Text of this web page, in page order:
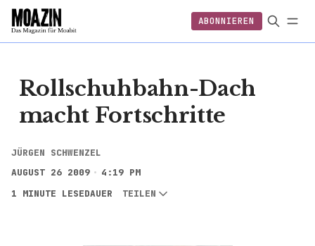
ABONNIEREN
EINLOGGEN
ABONNIEREN FOLGEN
Rollschuhbahn-Dach
macht Fortschritte
JÜRGEN SCHWENZEL
AUGUST 26 2009
4:19 PM
1 MINUTE LESEDAUER
TEILEN